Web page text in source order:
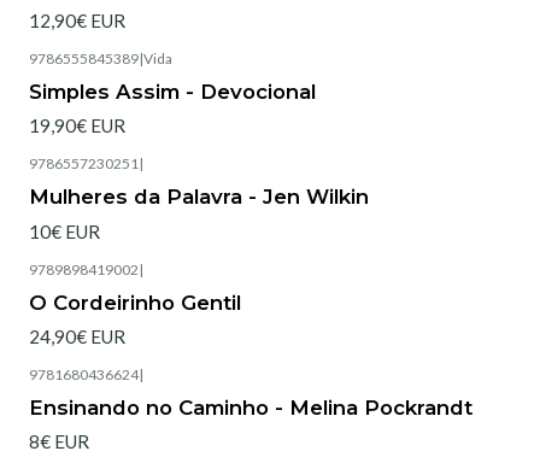
12,90€ EUR
9786555845389|Vida
Simples Assim - Devocional
19,90€ EUR
9786557230251|
Mulheres da Palavra - Jen Wilkin
10€ EUR
9789898419002 |
O Cordeirinho Gentil
24,90€ EUR
9781680436624|
Ensinando no Caminho - Melina Pockrandt
8€ EUR